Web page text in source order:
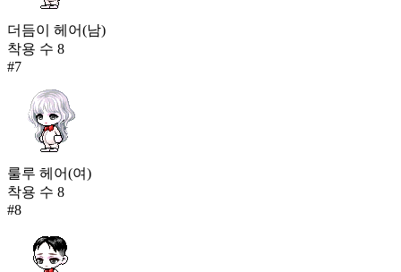
더듬이 헤어(남)
착용 수 8
#7
룰루 헤어(여)
착용 수 8
#8